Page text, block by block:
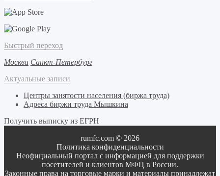
Быстрый переход
Москва Санкт-Петербург
Актуальные записи
Центры занятости населения (биржа труда)
Адреса биржи труда Мышкина
Получить выписку из ЕГРН
rumfc.com © 2026
Политика конфиденциальности
Неофициальный портал с информацией для поддержки
посетителей и клиентов МФЦ в России.
Законные права на торговые марки и материалы принадлежат